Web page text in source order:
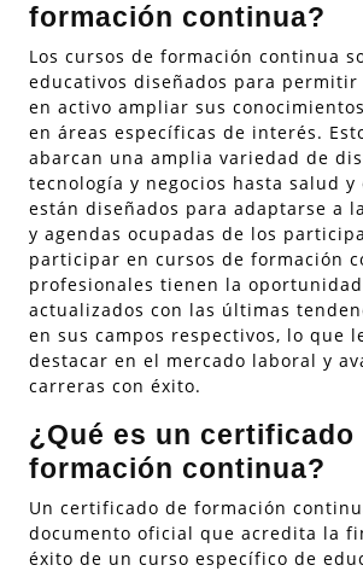
formación continua?
Los cursos de formación continua
educativos diseñados para permitir
en activo ampliar sus
en áreas específicas de interés.
abarcan una amplia variedad de
tecnología y negocios hasta salud y
están diseñados para adaptarse a
y agendas ocupadas de los
participar en cursos de formación
profesionales tienen la
actualizados con las últimas
en sus campos respectivos, lo que
destacar en el mercado laboral y
carreras con éxito.
¿Qué es un certificado
formación continua?
Un certificado de formación
documento oficial que acredita la
éxito de un curso específico de